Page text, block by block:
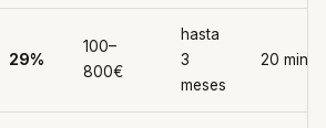
29%
100–
800€
hasta
3
meses
20 min